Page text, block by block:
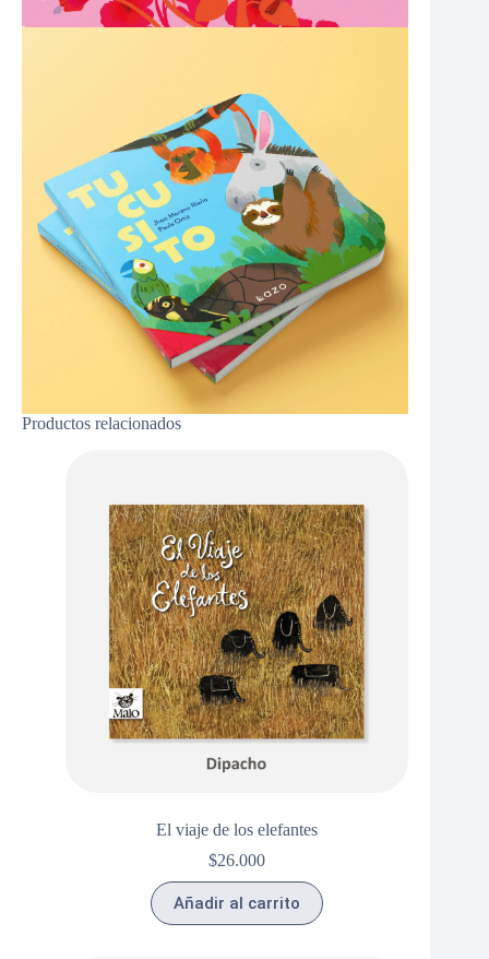
Productos relacionados
El viaje de los elefantes
$26.000
Añadir al carrito